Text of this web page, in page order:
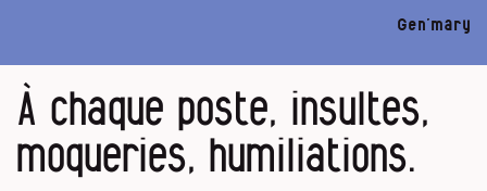
Gen’mary
À chaque poste, insultes,
moqueries, humiliations.